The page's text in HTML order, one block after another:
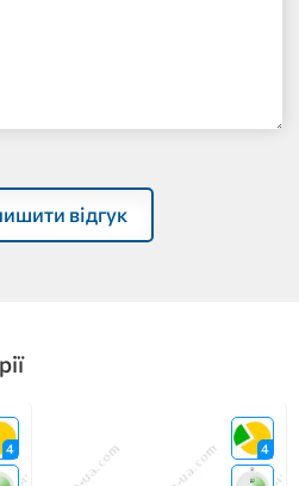
відгук
4 4